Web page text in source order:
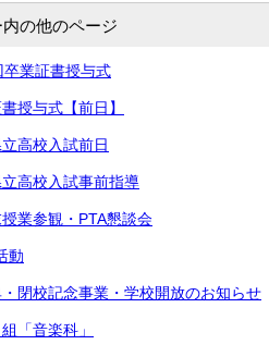
の他のページ
業証書授与式
授与式【前日】
高校入試前日
高校入試事前指導
業参観・PTA懇談会
動
閉校記念事業・学校開放のお知らせ
「音楽科」